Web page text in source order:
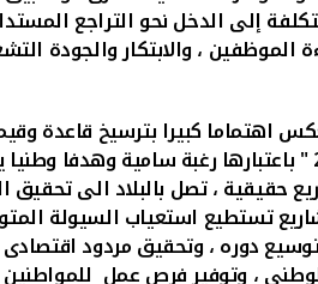
إلى الدخل نحو التراجع
الموظفين ، والابتكار والجودة
اهتماما كبيرا بترسيخ قاعدة
فى توسيع الحصة السوقية ، وتعزيز الاقتصاد الوطنى وتحقيق
حقيقية، تصل بالبلاد الى تحقيق
تستطيع استعياب السيولة
دوره ، وتحقيق مردود
، وتوفير فرص عمل